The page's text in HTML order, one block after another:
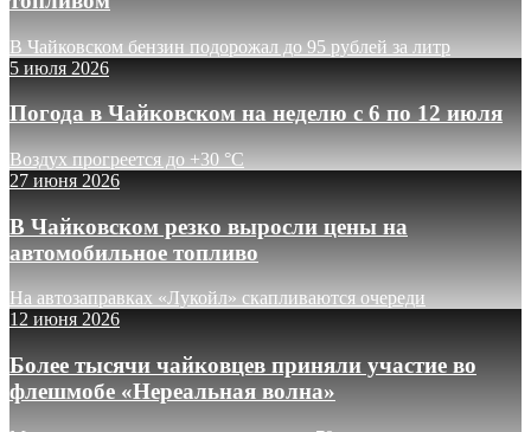
В Чайковском бензин подорожал до 95 рублей за литр
5 июля 2026
Погода в Чайковском на неделю с 6 по 12 июля
Воздух прогреется до +30 °C
27 июня 2026
В Чайковском резко выросли цены на
автомобильное топливо
На автозаправках «Лукойл» скапливаются очереди
12 июня 2026
Более тысячи чайковцев приняли участие во
флешмобе «Нереальная волна»